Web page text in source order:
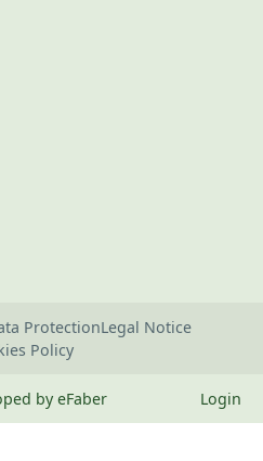
ProtectionLegal Notice
Policy
by eFaber Login